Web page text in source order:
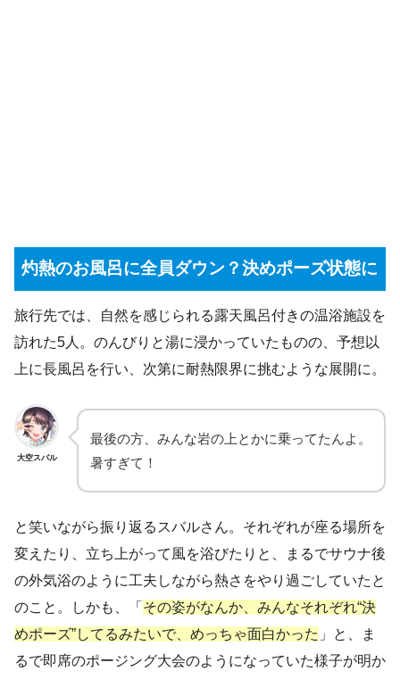
灼熱のお風呂に全員ダウン？決めポーズ状態に
旅行先では、自然を感じられる露天風呂付きの温浴施設を
訪れた5人。のんびりと湯に浸かっていたものの、予想以
上に長風呂を行い、次第に耐熱限界に挑むような展開に。
大空スバル
最後の方、みんな岩の上とかに乗ってたんよ。
暑すぎて！
と笑いながら振り返るスバルさん。それぞれが座る場所を
変えたり、立ち上がって風を浴びたりと、まるでサウナ後
の外気浴のように工夫しながら熱さをやり過ごしていたと
のこと。しかも、「 その姿がなんか、みんなそれぞれ“決
めポーズ”してるみたいで、めっちゃ面白かった 」と、ま
るで即席のポージング大会のようになっていた様子が明か